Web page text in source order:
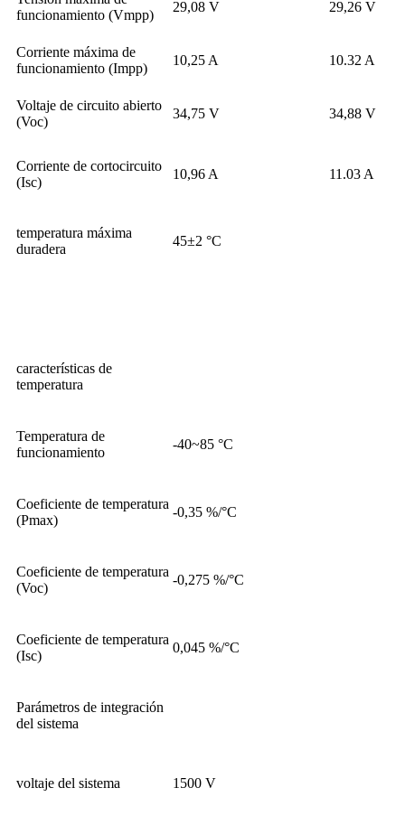
funcionamiento (Vmpp)
29,08 V 29,26 V
Corriente máxima de
funcionamiento (Impp)
10,25 A 10.32 A
Voltaje de circuito abierto
(Voc)
34,75 V 34,88 V
Corriente de cortocircuito
(Isc)
10,96 A 11.03 A
temperatura máxima
duradera
45±2 °C
características de
temperatura
Temperatura de
funcionamiento
-40~85 °C
Coeficiente de temperatura
(Pmax)
-0,35 %/°C
Coeficiente de temperatura
(Voc)
-0,275 %/°C
Coeficiente de temperatura
(Isc)
0,045 %/°C
Parámetros de integración
del sistema
voltaje del sistema 1500 V